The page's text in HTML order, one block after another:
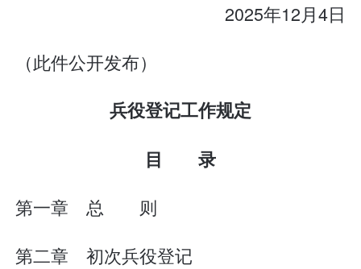
2025年12月4日
（此件公开发布）
兵役登记工作规定
目 录
第一章 总 则
第二章 初次兵役登记